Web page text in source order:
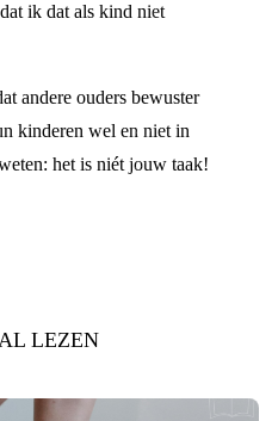
ik dat als kind niet
andere ouders bewuster
kinderen wel en niet in
het is niét jouw taak!
LEZEN